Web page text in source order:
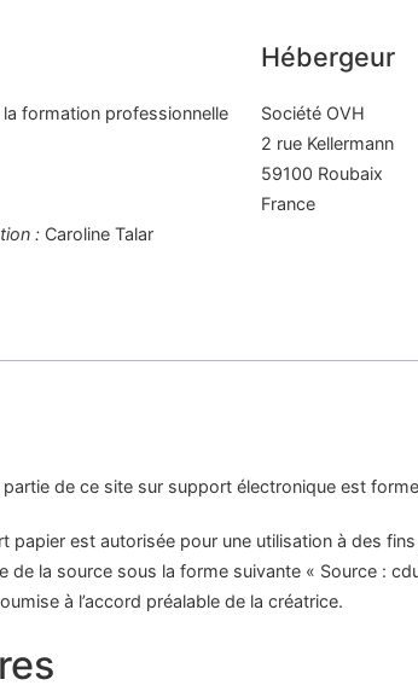
formation professionnelle
: Caroline Talar
Hébergeur
Société OVH
2 rue Kellermann
59100 Roubaix
France
de ce site sur support électronique est
papier est autorisée pour une utilisation à des
de la source sous la forme suivante « Source :
à l’accord préalable de la créatrice.